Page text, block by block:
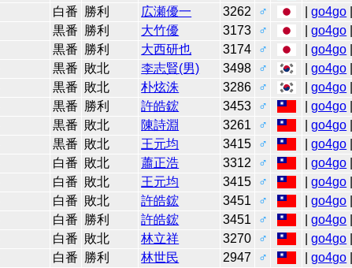
白番 勝利 広瀬優一 3262 ♂ |go4go
黒番 勝利 大竹優 3173 ♂ |go4go
黒番 勝利 大西研也 3174 ♂ |go4go
黒番 敗北 李志賢(男) 3498 ♂ |go4go
黒番 敗北 朴炫洙 3286 ♂ |go4go
黒番 勝利 許皓鋐 3453 ♂ |go4go
黒番 敗北 陳詩淵 3261 ♂ |go4go
黒番 敗北 王元均 3415 ♂ |go4go
白番 敗北 蕭正浩 3312 ♂ |go4go
白番 敗北 王元均 3415 ♂ |go4go
白番 敗北 許皓鋐 3451 ♂ |go4go
白番 勝利 許皓鋐 3451 ♂ |go4go
白番 敗北 林立祥 3270 ♂ |go4go
白番 勝利 林世民 2947 ♂ |go4go